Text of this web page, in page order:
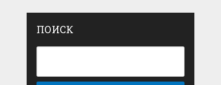
ПОИСК